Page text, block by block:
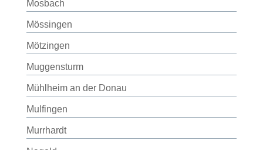
Mosbach
Mössingen
Mötzingen
Muggensturm
Mühlheim an der Donau
Mulfingen
Murrhardt